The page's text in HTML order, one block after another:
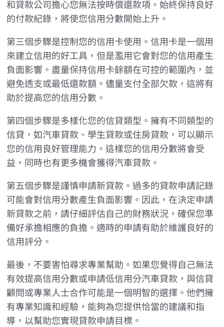
和貸款公司擔心您無法按時償還款項。始終保持良好
的付款紀錄，將使您信用分數開始上升。
第三個步驟是控制您的信用卡使用。信用卡是一個用
來建立信用的好工具，但是濫用它會對您的信用產生
負面影響。盡量保持信用卡餘額在可控的範圍內，並
避免透支或最低還款額。儘量支付全部欠款，這將有
助於提高您的信用分數。
第四個步驟是多樣化您的信貸類型。擁有不同類型的
信貸，如汽車貸款、學生貸款或住房貸款，可以顯示
您的信用良好管理能力。這樣您的信用分數將會受
益，同時也有更多機會獲得汽車貸款。
第五個步驟是謹慎申請新貸款。過多的貸款申請記錄
可能會對信用分數產生負面影響。因此，在決定申請
新貸款之前，請仔細評估自己的財務狀況，確保您準
備好承擔相應的負擔。適時的申請有助於維護良好的
信用評分。
最後，不要害怕尋求專業幫助。如果您覺得自己無法
有效提高信用分數或申請低信用分汽車貸款，與信貸
顧問或專業人士合作可能是一個明智的選擇。他們擁
有專業知識和經驗，能夠為您提供恰當的建議和指
導，以幫助您實現貸款申請目標。